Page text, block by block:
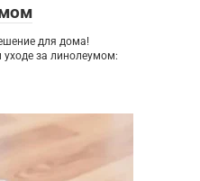
для дома!
за линолеумом: